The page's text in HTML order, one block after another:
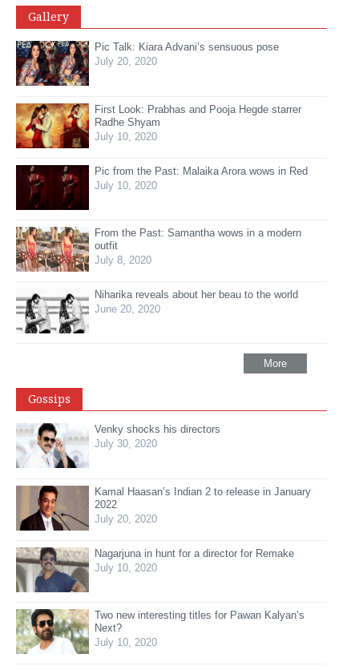
Gallery
Pic Talk: Kiara Advani’s sensuous pose
July 20, 2020
First Look: Prabhas and Pooja Hegde starrer
Radhe Shyam
July 10, 2020
Pic from the Past: Malaika Arora wows in Red
July 10, 2020
From the Past: Samantha wows in a modern
outfit
July 8, 2020
Niharika reveals about her beau to the world
June 20, 2020
More
Gossips
Venky shocks his directors
July 30, 2020
Kamal Haasan’s Indian 2 to release in January
2022
July 20, 2020
Nagarjuna in hunt for a director for Remake
July 10, 2020
Two new interesting titles for Pawan Kalyan’s
Next?
July 10, 2020